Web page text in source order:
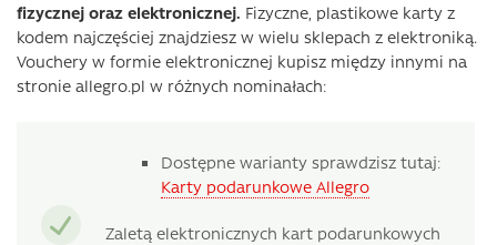
fizycznej oraz elektronicznej. Fizyczne, plastikowe karty z
kodem najczęściej znajdziesz w wielu sklepach z elektroniką.
Vouchery w formie elektronicznej kupisz między innymi na
stronie allegro.pl w różnych nominałach:
Dostępne warianty sprawdzisz tutaj:
Karty podarunkowe Allegro
Zaletą elektronicznych kart podarunkowych